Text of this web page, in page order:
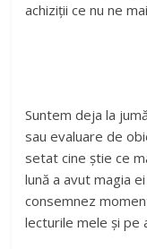
achiziții ce nu ne
Suntem deja la
sau evaluare de
setat cine știe ce
lună a avut magia
consemnez
lecturile mele și pe